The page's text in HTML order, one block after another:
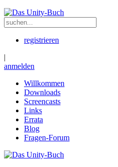
registrieren
|
anmelden
Willkommen
Downloads
Screencasts
Links
Errata
Blog
Fragen-Forum